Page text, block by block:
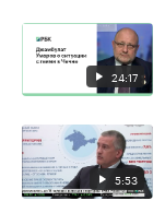
24:17
5:53